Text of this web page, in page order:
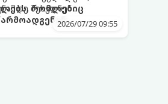
შეხვდნენ.
რომლებიც
2026/07/29 09:55